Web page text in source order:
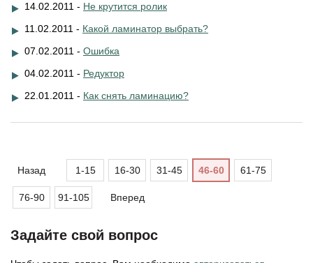
14.02.2011 - Не крутится ролик
11.02.2011 - Какой ламинатор выбрать?
07.02.2011 - Ошибка
04.02.2011 - Редуктор
22.01.2011 - Как снять ламинацию?
Назад 1-15 16-30 31-45 46-60 61-75
76-90 91-105 Вперед
Задайте свой вопрос